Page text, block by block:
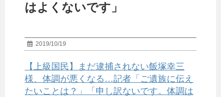
はよくないです」
2019/10/19
【上級国民】まだ逮捕されない飯塚幸三
様、体調が悪くなる…記者「ご遺族に伝え
たいことは？」「申し訳ないです。体調は